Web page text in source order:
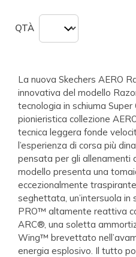
QTÀ
La nuova Skechers AERO
innovativa del modello
tecnologia in schiuma
pionieristica collezione
tecnica leggera fonde
l’esperienza di corsa più
pensata per gli allenamenti
modello presenta una
eccezionalmente
seghettata, un’intersuola in
PRO™ altamente reattiva
ARC®, una soletta
Wing™ brevettato
energia esplosivo. Il tutto